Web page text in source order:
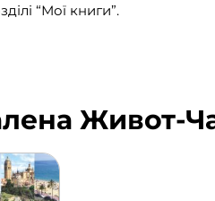
“Мої книги”.
Живот-